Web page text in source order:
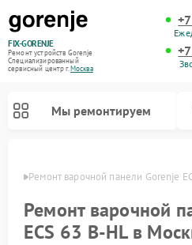
FIX-GORENJE
Ремонт устройств Gorenje
Специализированный
cервисный центр г.Москва
Мы ремонтируем
Ремонт варочной панели Gorenje
Ремонт варочной
ECS 63 B-HL в